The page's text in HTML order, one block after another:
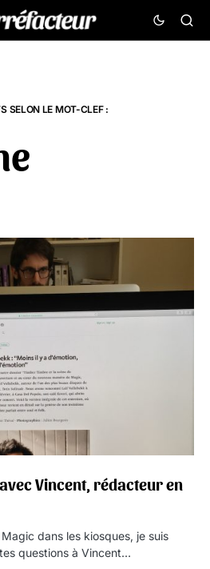
SELON LE MOT-CLEF :
Vincent, rédacteur en
dans les kiosques, je suis
questions à Vincent…